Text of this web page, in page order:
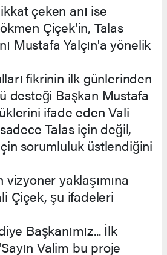
çeken anı ise
Çiçek'in, Talas
Mustafa Yalçın'a yönelik
fikrinin ilk günlerinden
desteği Başkan Mustafa
ifade eden Vali
Talas için değil,
sorumluluk üstlendiğini
vizyoner yaklaşımına
Çiçek, şu ifadeleri
Başkanımız... İlk
Valim bu proje